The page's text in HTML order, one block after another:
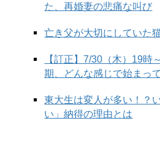
た、再婚妻の悲痛な叫び
亡き父が大切にしていた
【訂正】7/30（木）19
期、どんな感じで始まっ
東大生は変人が多い！？
い」納得の理由とは